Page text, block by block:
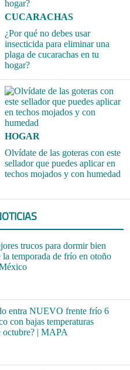
CUCARACHAS
¿Por qué no debes usar
insecticida para eliminar una
plaga de cucarachas en tu
hogar?
HOGAR
Olvídate de las goteras con este
sellador que puedes aplicar en
techos mojados y con humedad
trucos para dormir bien
la temporada de frío en otoño
entra NUEVO frente frío 6
con bajas temperaturas
octubre? | MAPA